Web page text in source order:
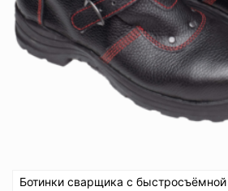
Ботинки сварщика с быстросъёмной